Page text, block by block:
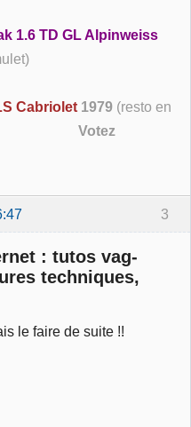
1.6 TD GL Alpinweiss
mulet)
Cabriolet 1979 (resto en
Votez
3
: tutos vag-
techniques,
le faire de suite !!